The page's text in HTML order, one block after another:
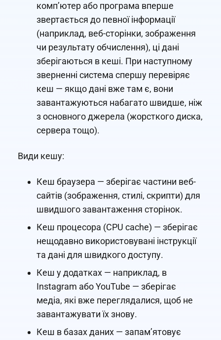
комп’ютер або програма вперше
звертається до певної інформації
(наприклад, веб-сторінки, зображення
чи результату обчислення), ці дані
зберігаються в кеші. При наступному
зверненні система спершу перевіряє
кеш — якщо дані вже там є, вони
завантажуються набагато швидше, ніж
з основного джерела (жорсткого диска,
сервера тощо).
Види кешу:
Кеш браузера — зберігає частини веб-
сайтів (зображення, стилі, скрипти) для
швидшого завантаження сторінок.
Кеш процесора (CPU cache) — зберігає
нещодавно використовувані інструкції
та дані для швидкого доступу.
Кеш у додатках — наприклад, в
Instagram або YouTube — зберігає
медіа, які вже переглядалися, щоб не
завантажувати їх знову.
Кеш в базах даних — запам’ятовує